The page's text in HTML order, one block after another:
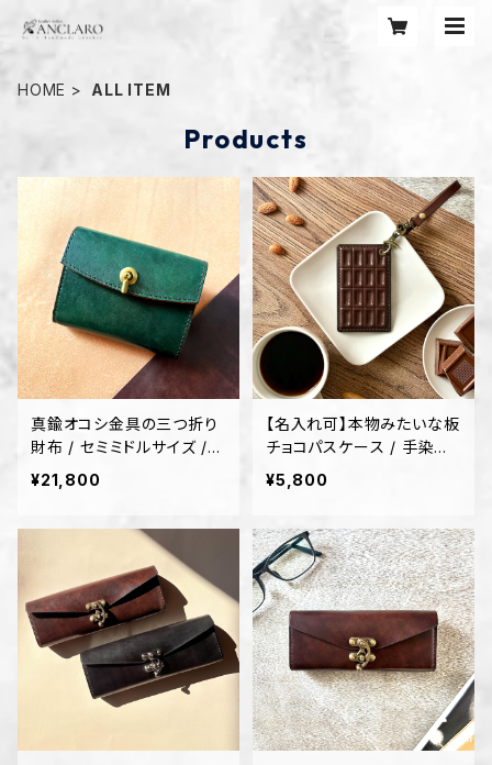
HOME ALL ITEM
Products
真鍮オコシ金具の三つ折り
財布 / セミミドルサイズ /
スプルース
¥21,800
【名入れ可】本物みたいな板
チョコパスケース / 手染め
本革の立体成形
¥5,800